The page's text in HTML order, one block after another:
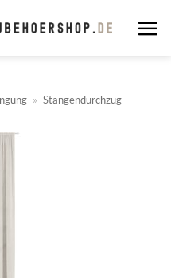
» Stangendurchzug